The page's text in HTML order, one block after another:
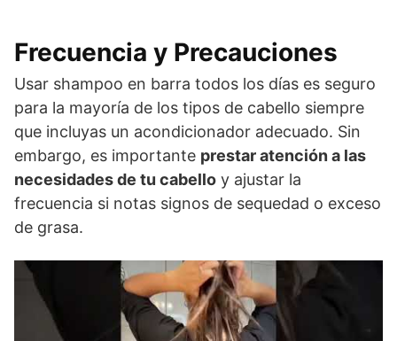
Frecuencia y Precauciones
Usar shampoo en barra todos los días es seguro
para la mayoría de los tipos de cabello siempre
que incluyas un acondicionador adecuado. Sin
embargo, es importante prestar atención a las
necesidades de tu cabello y ajustar la
frecuencia si notas signos de sequedad o exceso
de grasa.